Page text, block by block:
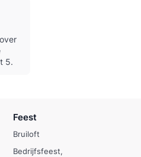
5.
Feest
Bruiloft
Bedrijfsfeest